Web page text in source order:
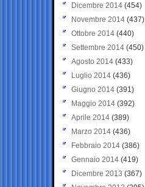
Dicembre 2014 (454)
Novembre 2014 (437)
Ottobre 2014 (440)
Settembre 2014 (450)
Agosto 2014 (433)
Luglio 2014 (436)
Giugno 2014 (391)
Maggio 2014 (392)
Aprile 2014 (389)
Marzo 2014 (436)
Febbraio 2014 (386)
Gennaio 2014 (419)
Dicembre 2013 (367)